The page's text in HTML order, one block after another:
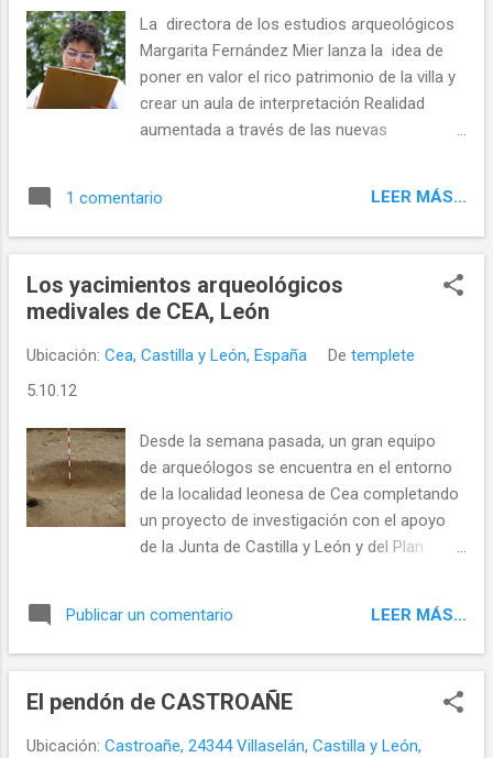
La directora de los estudios arqueológicos
Margarita Fernández Mier lanza la idea de
poner en valor el rico patrimonio de la villa y
crear un aula de interpretación Realidad
aumentada a través de las nuevas
creación de rutas serían algunas de las
actuaciones que se podrían llevar a cabo sin
1 comentario LEER MÁS...
Los yacimientos arqueológicos
medivales de CEA, León
Ubicación: Cea, Castilla y León, España De templete
5.10.12
Desde la semana pasada, un gran equipo
de arqueólogos se encuentra en el entorno
de la localidad leonesa de Cea completando
un proyecto de investigación con el apoyo
de la Junta de Castilla y León y del Plan
Publicar un comentario LEER MÁS...
El pendón de CASTROAÑE
Ubicación: Castroañe, 24344 Villaselán, Castilla y León,